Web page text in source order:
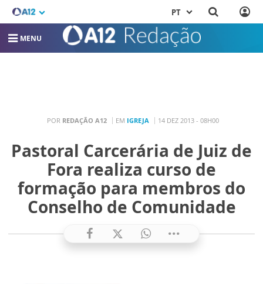
PT
MENU
POR REDAÇÃO A12 EM IGREJA 14 DEZ 2013 - 08H00
Pastoral Carcerária de Juiz de
Fora realiza curso de
formação para membros do
Conselho de Comunidade